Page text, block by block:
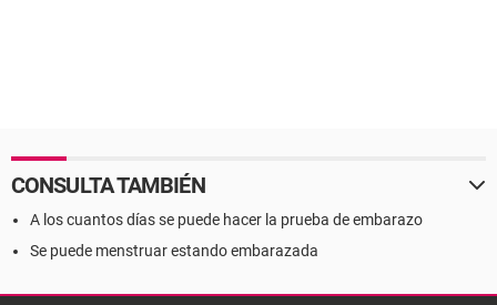
CONSULTA TAMBIÉN
A los cuantos días se puede hacer la prueba de embarazo
Se puede menstruar estando embarazada